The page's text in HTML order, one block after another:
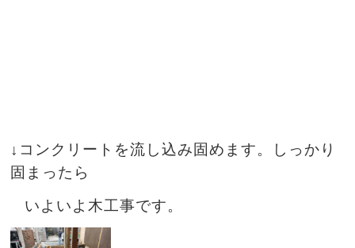
↓コンクリートを流し込み固めます。しっかり
固まったら
いよいよ木工事です。